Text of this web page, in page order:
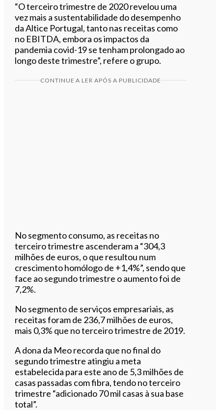
“O terceiro trimestre de 2020 revelou uma
vez mais a sustentabilidade do desempenho
da Altice Portugal, tanto nas receitas como
no EBITDA, embora os impactos da
pandemia covid-19 se tenham prolongado ao
longo deste trimestre”, refere o grupo.
CONTINUE A LER APÓS A PUBLICIDADE
No segmento consumo, as receitas no
terceiro trimestre ascenderam a “304,3
milhões de euros, o que resultou num
crescimento homólogo de +1,4%”, sendo que
face ao segundo trimestre o aumento foi de
7,2%.
No segmento de serviços empresariais, as
receitas foram de 236,7 milhões de euros,
mais 0,3% que no terceiro trimestre de 2019.
A dona da Meo recorda que no final do
segundo trimestre atingiu a meta
estabelecida para este ano de 5,3 milhões de
casas passadas com fibra, tendo no terceiro
trimestre “adicionado 70 mil casas à sua base
total”.